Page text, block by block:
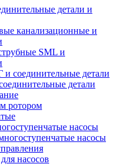
детали и
канализационные и
SML и
соединительные детали
детали
ротором
насосы
насосы
насосов